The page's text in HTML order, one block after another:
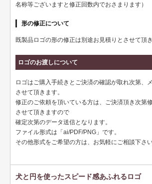
名刺ケース
ロゴマーク販売
住宅
リフォーム
名称等ございますと修正回数内でおさまります）
形の修正について
既製品ロゴの形の修正は別途お見積りとさせて頂き
ロゴのお渡しについて
ロゴはご購入手続きとご決済の確認が取れ次第、
させて頂きます。
修正のご依頼を頂いている方は、ご決済頂き次第
させて頂きますので
確定次第のデータ送信となります。
ファイル形式は「ai/PDF/PNG」です。
その他形式をご希望の方は、お気軽にご相談下さい
犬と円を使ったスピード感あふれるロゴ